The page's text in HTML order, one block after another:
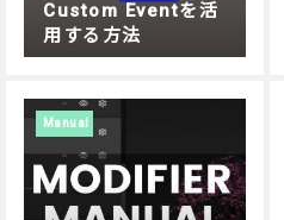
Custom Eventを活
用する方法
Manual